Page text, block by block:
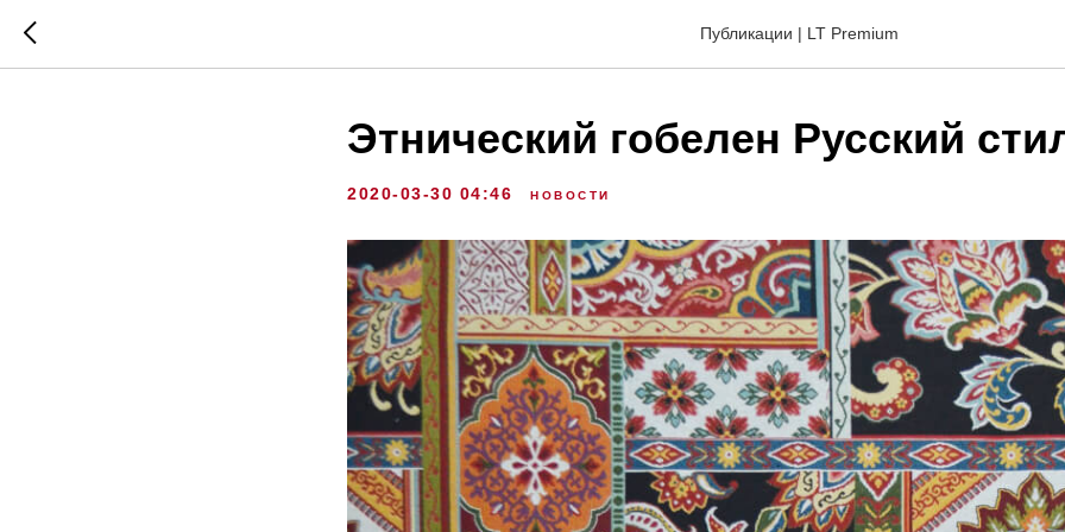
Публикации | LT Premium
Этнический гобелен Русский
2020-03-30 04:46 НОВОСТИ